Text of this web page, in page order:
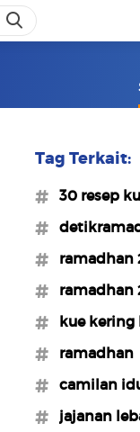
Tag Terkait:
#30 resep
#ramadhan
#ramadhan
#kue
#ramadhan
#camilan
#jajanan